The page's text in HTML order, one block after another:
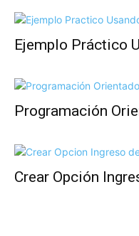
Ejemplo Práctico
Programación
Crear Opción